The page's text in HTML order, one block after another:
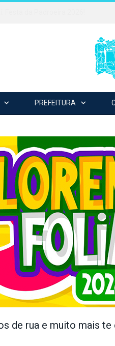
PREFEITURA
de rua e muito mais